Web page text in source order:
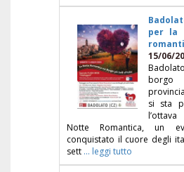
per la
15/06/
si sta
Notte Romantica, un
conquistato il cuore degli
sett ... leggi tutto